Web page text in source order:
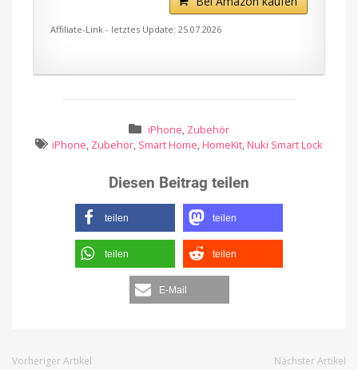
Affiliate-Link - letztes Update: 25.07.2026
iPhone, Zubehör
iPhone, Zubehör, Smart Home, HomeKit, Nuki Smart Lock
Diesen Beitrag teilen
teilen teilen
teilen teilen
E-Mail
Vorheriger Artikel Nächster Artikel